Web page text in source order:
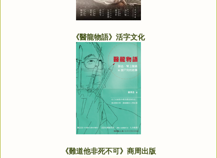
《醫龍物語》活字文化
《難道他非死不可》商周出版